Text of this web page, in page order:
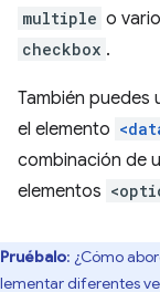
multiple o
checkbox .
También puedes
el elemento
combinación de
elementos
Pruébalo: ¿Cómo
diferentes